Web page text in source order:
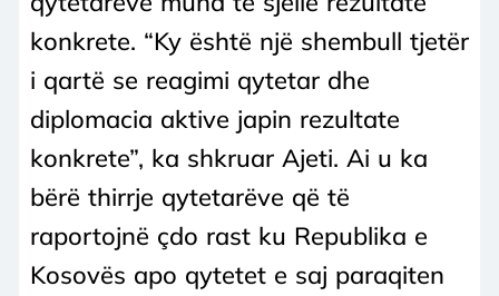
konkrete. “Ky është një shembull tjetër
i qartë se reagimi qytetar dhe
diplomacia aktive japin rezultate
konkrete”, ka shkruar Ajeti. Ai u ka
bërë thirrje qytetarëve që të
raportojnë çdo rast ku Republika e
Kosovës apo qytetet e saj paraqiten